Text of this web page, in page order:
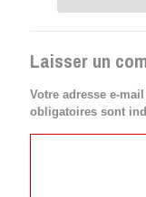
Laisser un
Votre adresse e-
obligatoires sont